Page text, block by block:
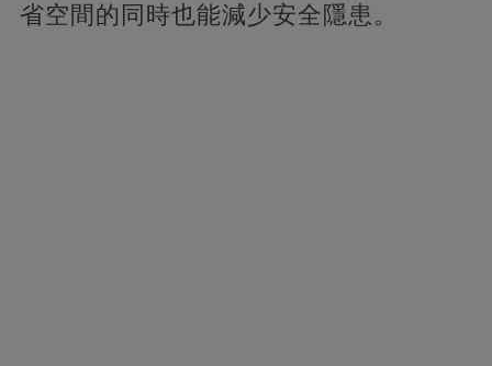
省空間的同時也能減少安全隱患。